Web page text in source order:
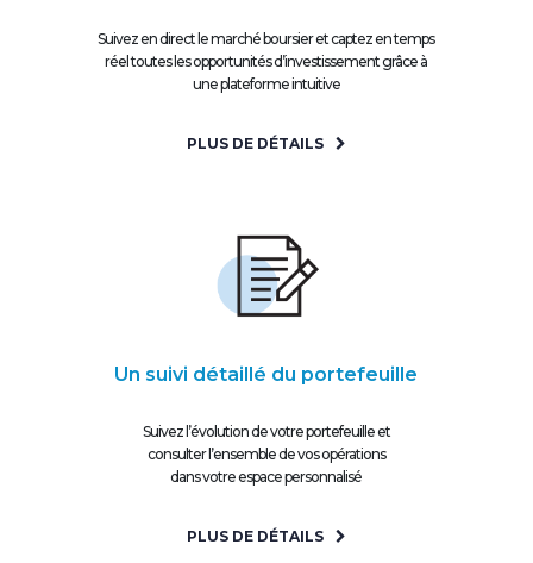
Suivez en direct le marché boursier et captez en temps
réel toutes les opportunités d’investissement grâce à
une plateforme intuitive
PLUS DE DÉTAILS
Un suivi détaillé du portefeuille
Suivez l’évolution de votre portefeuille et
consulter l’ensemble de vos opérations
dans votre espace personnalisé
PLUS DE DÉTAILS